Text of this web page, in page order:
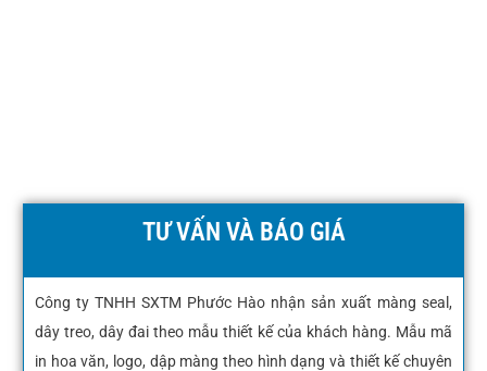
TƯ VẤN VÀ BÁO GIÁ
Công ty TNHH SXTM Phước Hào nhận sản xuất màng seal,
dây treo, dây đai theo mẫu thiết kế của khách hàng. Mẫu mã
in hoa văn, logo, dập màng theo hình dạng và thiết kế chuyên